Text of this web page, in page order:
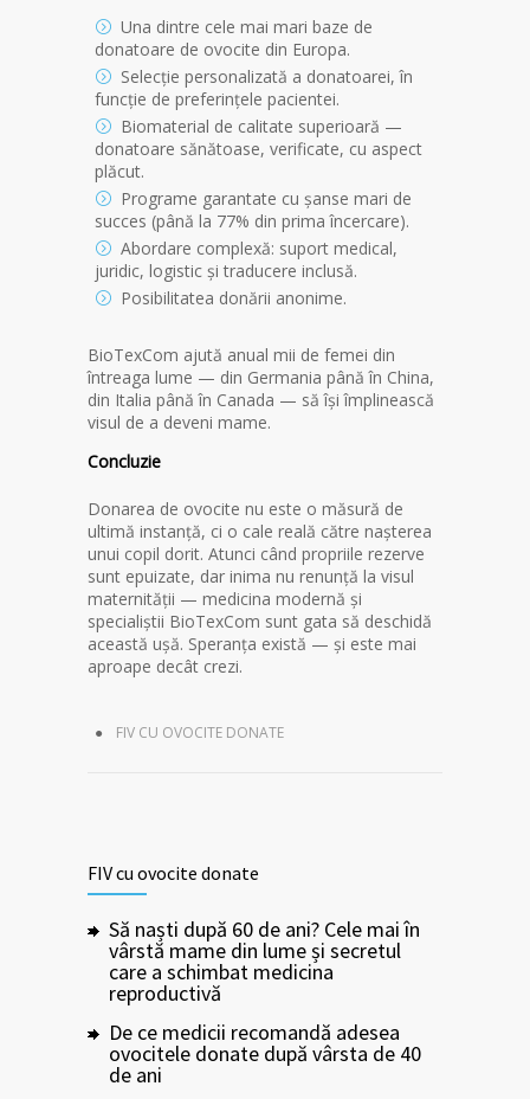
Una dintre cele mai mari baze de
donatoare de ovocite din Europa.
Selecție personalizată a donatoarei, în
funcție de preferințele pacientei.
Biomaterial de calitate superioară —
donatoare sănătoase, verificate, cu aspect
plăcut.
Programe garantate cu șanse mari de
succes (până la 77% din prima încercare).
Abordare complexă: suport medical,
juridic, logistic și traducere inclusă.
Posibilitatea donării anonime.
BioTexCom ajută anual mii de femei din
întreaga lume — din Germania până în China,
din Italia până în Canada — să își împlinească
visul de a deveni mame.
Concluzie
Donarea de ovocite nu este o măsură de
ultimă instanță, ci o cale reală către nașterea
unui copil dorit. Atunci când propriile rezerve
sunt epuizate, dar inima nu renunță la visul
maternității — medicina modernă și
specialiștii BioTexCom sunt gata să deschidă
această ușă. Speranța există — și este mai
aproape decât crezi.
FIV CU OVOCITE DONATE
FIV cu ovocite donate
Să naști după 60 de ani? Cele mai în
vârstă mame din lume și secretul
care a schimbat medicina
reproductivă
De ce medicii recomandă adesea
ovocitele donate după vârsta de 40
de ani